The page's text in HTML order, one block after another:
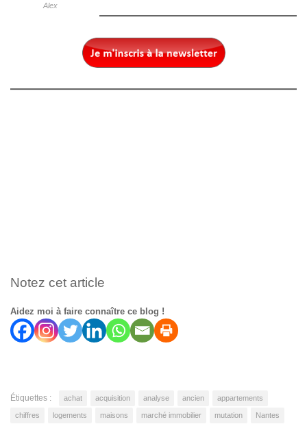
Alex
Notez cet article
Aidez moi à faire connaître ce blog !
Étiquettes : achat acquisition analyse ancien appartements
chiffres logements maisons marché immobilier mutation Nantes